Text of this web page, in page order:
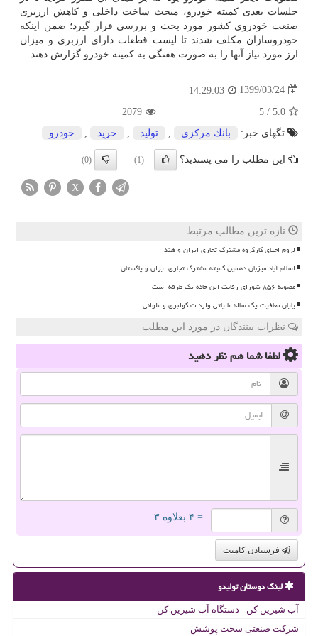
جلسات بعدی کمیته خودرو، مبحث ساخت داخلی و کاهش ارزبری
صنعت خودروی کشور مورد بحث و بررسی قرار گیرد؛ ضمن اینکه
خودروسازان مکلف شدند تا لیست قطعات دارای ارزبری و میزان
ارز مورد نیاز آنها را به صورت هفتگی به کمیته خودرو گزارش دهند.
1399/03/24
14:29:03
5.0
/
5
2079
تگهای خبر:
بانك مركزی تولید خرید خودرو
این مطلب را می پسندید؟ (1)
(0)
X
تازه ترین مطالب مرتبط
لزوم احیای کارگروه مشترک تجاری ایران و هند
اسلام آباد میزبان دهمین کمیته مشترک تجاری ایران و پاکستان
مصوبه ۸۵۶ شورای رقابت این جاده یک طرفه است
پایان معافیت یک ساله مالیاتی واردات کولبری و ملوانی
نظرات بینندگان در مورد این مطلب
لطفا شما همنظر دهید
= ۴ بعلاوه ۳
فرستادن کامنت
لینک دوستان تولیدو
آب شیرین کن - دستگاه آب شیرین کن
شرکت صنعتی سخت پوشش